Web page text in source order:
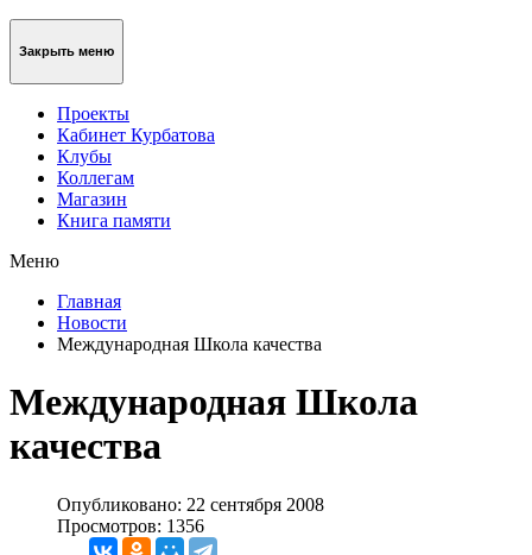
Закрыть меню
Проекты
Кабинет Курбатова
Клубы
Коллегам
Магазин
Книга памяти
Меню
Главная
Новости
Международная Школа качества
Международная Школа
качества
Опубликовано: 22 сентября 2008
Просмотров: 1356